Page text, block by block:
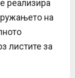
реализира
на
листите за